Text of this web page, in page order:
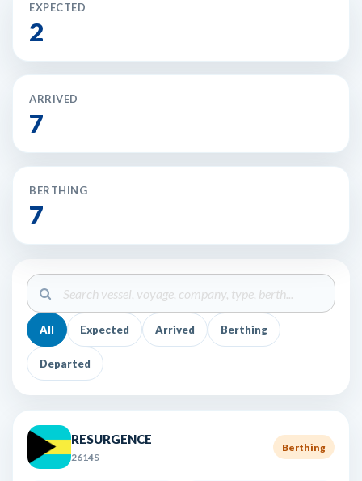
EXPECTED
2
ARRIVED
7
BERTHING
7
All Expected Arrived Berthing
Departed
RESURGENCE
2614S
Berthing